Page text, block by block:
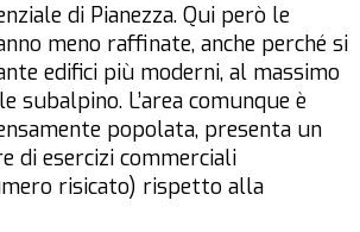
di Pianezza. Qui però le
meno raffinate, anche perché si
edifici più moderni, al massimo
L’area comunque è
popolata, presenta un
di esercizi commerciali
risicato) rispetto alla